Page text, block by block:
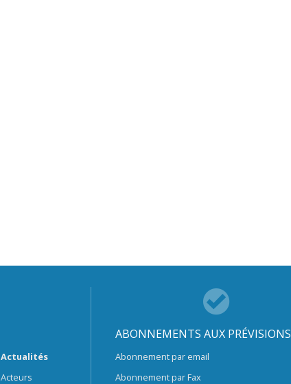
Actualités
Acteurs
ABONNEMENTS AUX PRÉVISIONS
Abonnement par email
Abonnement par Fax